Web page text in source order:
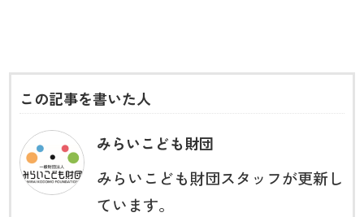
この記事を書いた人
みらいこども財団
みらいこども財団スタッフが更新し
ています。